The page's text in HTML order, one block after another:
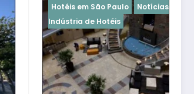
Hotéis em São Paulo
Notícias
Indústria de Hotéis